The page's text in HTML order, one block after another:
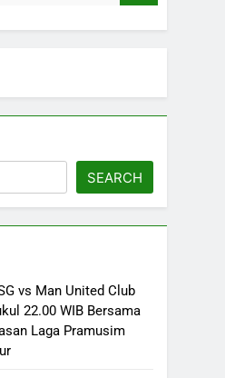
SEARCH
vs Man United Club
22.00 WIB Bersama
Laga Pramusim